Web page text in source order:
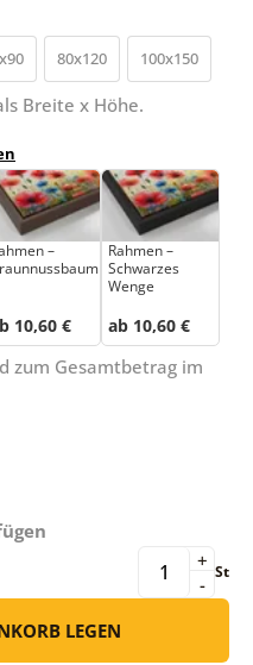
80x120 100x150
Breite x Höhe.
–
10,60 €
Rahmen –
Schwarzes
Wenge
ab 10,60 €
zum Gesamtbetrag im
-
+ St
LEGEN